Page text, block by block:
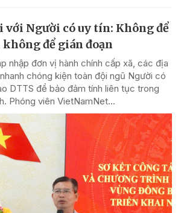
với Người có uy tín: Không để
để gián đoạn
nhập đơn vị hành chính cấp xã, các địa
chóng kiện toàn đội ngũ Người có
DTTS để bảo đảm tính liên tục trong
Phóng viên VietNamNet...